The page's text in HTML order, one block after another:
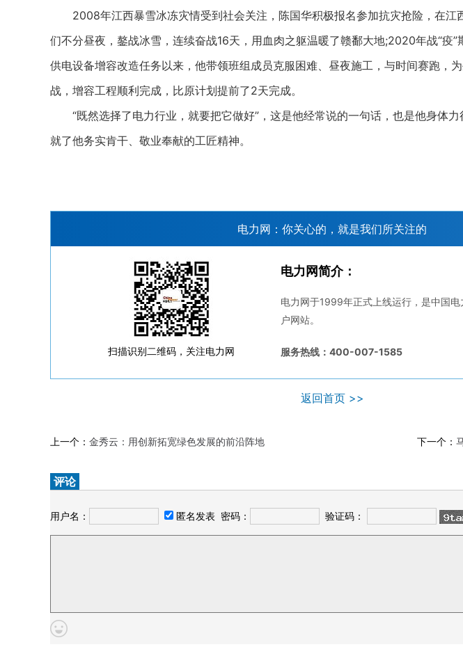
2008年江西暴雪冰冻灾情受到社会关注，陈国华积极报名参加抗灾抢险，在江
们不分昼夜，鏊战冰雪，连续奋战16天，用血肉之躯温暖了赣鄱大地;2020年战“疫”
供电设备增容改造任务以来，他带领班组成员克服困难、昼夜施工，与时间赛跑，
战，增容工程顺利完成，比原计划提前了2天完成。
“既然选择了电力行业，就要把它做好”，这是他经常说的一句话，也是他身体力
就了他务实肯干、敬业奉献的工匠精神。
电力网：你关心的，就是我们所关注的
扫描识别二维码，关注电力网
电力网简介：
电力网于1999年正式上线运行，是中国
户网站。
服务热线：400-007-1585
返回首页 >>
上一个： 金秀云：用创新拓宽绿色发展的前沿阵地 下一个：
评论
用户名： 匿名发表 密码： 验证码：